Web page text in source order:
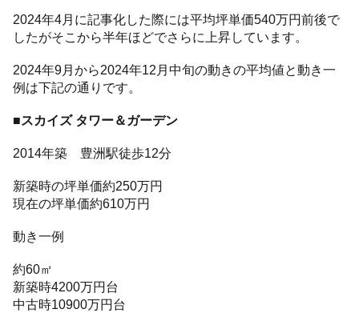
2024年4月に記事化した際には平均坪単価540万円前後で
したがそこから半年ほどでさらに上昇しています。
2024年9月から2024年12月中旬の動きの平均値と動き一
例は下記の通りです。
■スカイズ タワー＆ガーデン
2014年築 豊洲駅徒歩12分
新築時の坪単価約250万円
現在の坪単価約610万円
動き一例
約60㎡
新築時4200万円台
中古時10900万円台